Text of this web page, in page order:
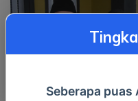
Seberapa